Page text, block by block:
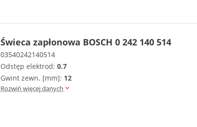
Świeca zapłonowa BOSCH 0 242 140 514
03540242140514
Odstęp elektrod: 0.7
Gwint zewn. [mm]: 12
Rozwiń więcej danych